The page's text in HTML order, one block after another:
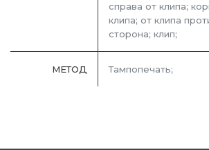
справа от клипа;
клипа; от клипа
сторона; клип;
МЕТОД Тампопечать;